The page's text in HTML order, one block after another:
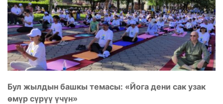
Бул жылдын башкы темасы: «Йога дени сак узак
өмүр сүрүү үчүн»